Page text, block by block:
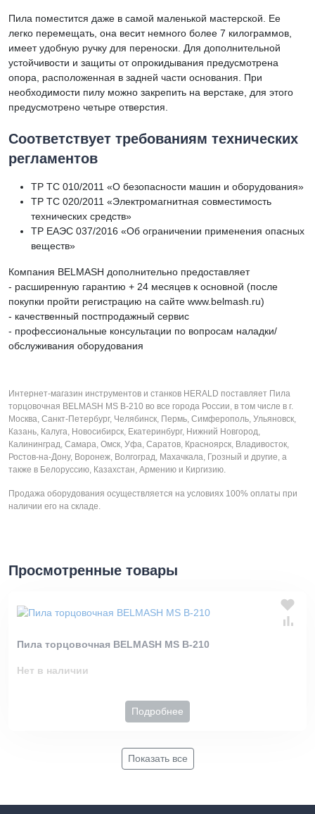
Пила поместится даже в самой маленькой мастерской. Ее
легко перемещать, она весит немного более 7 килограммов,
имеет удобную ручку для переноски. Для дополнительной
устойчивости и защиты от опрокидывания предусмотрена
опора, расположенная в задней части основания. При
необходимости пилу можно закрепить на верстаке, для этого
предусмотрено четыре отверстия.
Соответствует требованиям технических
регламентов
ТР ТС 010/2011 «О безопасности машин и оборудования»
ТР ТС 020/2011 «Электромагнитная совместимость
технических средств»
ТР ЕАЭС 037/2016 «Об ограничении применения опасных
веществ»
Компания BELMASH дополнительно предоставляет
- расширенную гарантию + 24 месяцев к основной (после
покупки пройти регистрацию на сайте www.belmash.ru)
- качественный постпродажный сервис
- профессиональные консультации по вопросам наладки/
обслуживания оборудования
Интернет-магазин инструментов и станков HERALD поставляет Пила
торцовочная BELMASH MS B-210 во все города России, в том числе в г.
Москва, Санкт-Петербург, Челябинск, Пермь, Симферополь, Ульяновск,
Казань, Калуга, Новосибирск, Екатеринбург, Нижний Новгород,
Калининград, Самара, Омск, Уфа, Саратов, Красноярск, Владивосток,
Ростов-на-Дону, Воронеж, Волгоград, Махачкала, Грозный и другие, а
также в Белоруссию, Казахстан, Армению и Киргизию.
Продажа оборудования осуществляется на условиях 100% оплаты при
наличии его на складе.
Просмотренные товары
Пила торцовочная BELMASH MS B-210
Нет в наличии
Подробнее
Показать все